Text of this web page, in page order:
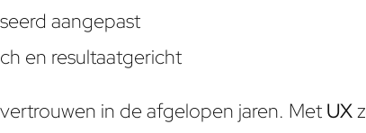
aangepast
en resultaatgericht
in de afgelopen jaren. Met UX